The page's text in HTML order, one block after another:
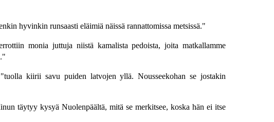
hyvinkin runsaasti eläimiä näissä rannattomissa metsissä."
monia juttuja niistä kamalista pedoista, joita matkallamme
kiirii savu puiden latvojen yllä. Nousseekohan se jostakin
täytyy kysyä Nuolenpäältä, mitä se merkitsee, koska hän ei itse